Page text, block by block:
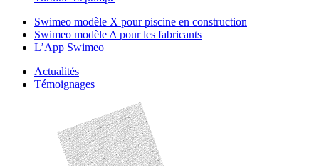
Swimeo modèle X pour piscine en construction
Swimeo modèle A pour les fabricants
L’App Swimeo
Actualités
Témoignages